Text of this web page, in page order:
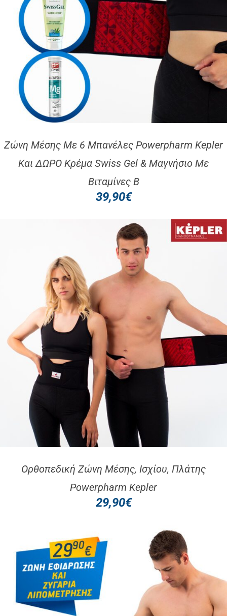
Ζώνη Μέσης Με 6 Μπανέλες Powerpharm Kepler
Και ΔΩΡΟ Κρέμα Swiss Gel & Μαγνήσιο Με
Βιταμίνες B
39,90€
Ορθοπεδική Ζώνη Μέσης, Ισχίου, Πλάτης
Powerpharm Kepler
29,90€